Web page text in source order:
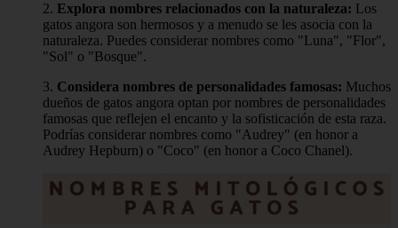
2. Explora nombres relacionados con la naturaleza: Los
gatos angora son hermosos y a menudo se les asocia con la
naturaleza. Puedes considerar nombres como "Luna", "Flor",
"Sol" o "Bosque".
3. Considera nombres de personalidades famosas: Muchos
dueños de gatos angora optan por nombres de personalidades
famosas que reflejen el encanto y la sofisticación de esta raza.
Podrías considerar nombres como "Audrey" (en honor a
Audrey Hepburn) o "Coco" (en honor a Coco Chanel).